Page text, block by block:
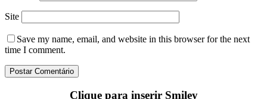
Site
Save my name, email, and website in this browser for the next
time I comment.
Clique para inserir Smiley